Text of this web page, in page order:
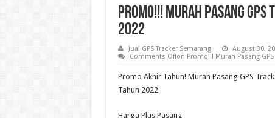
Promo!!! Murah Pasang
2022
Jual GPS Tracker Semarang August 30,
Comments Offon Promo!!! Murah Pasang
Promo Akhir Tahun! Murah Pasang GPS
Tahun 2022
Harga Plus Pasang